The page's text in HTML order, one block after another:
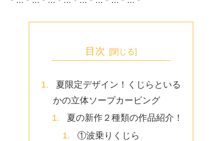
目次
夏限定デザイン！くじらといる
かの立体ソープカービング
夏の新作２種類の作品紹介！
①波乗りくじら